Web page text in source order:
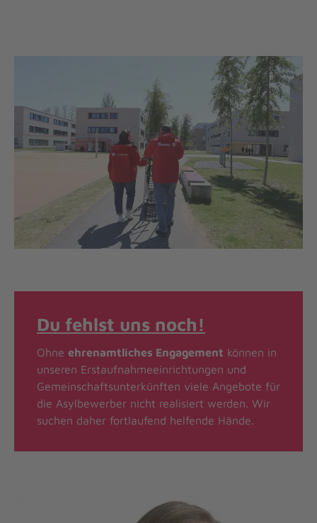
Du fehlst uns noch!
Ohne ehrenamtliches Engagement können in
unseren Erstaufnahmeeinrichtungen und
Gemeinschaftsunterkünften viele Angebote für
die Asylbewerber nicht realisiert werden. Wir
suchen daher fortlaufend helfende Hände.